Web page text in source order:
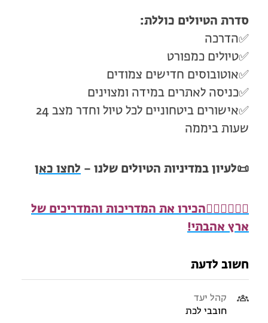
סדרת הטיולים כוללת:
✅הדרכה
✅טיולים כמפורט
✅אוטובוסים חדישים צמודים
✅כניסה לאתרים במידה ומצוינים
✅אישורים ביטחוניים לכל טיול וחדר מצב 24
שעות ביממה
📜לעיון במדיניות הטיולים שלנו – לחצו כאן
🧍🏻‍♂️
🧍🏾‍♀️ הכירו את המדריכות והמדריכים של
ארץ אהבתי!
חשוב לדעת
קהל יעד
חובבי לכת